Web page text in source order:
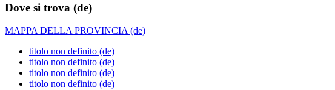
Dove si trova (de)
MAPPA DELLA PROVINCIA (de)
titolo non definito (de)
titolo non definito (de)
titolo non definito (de)
titolo non definito (de)